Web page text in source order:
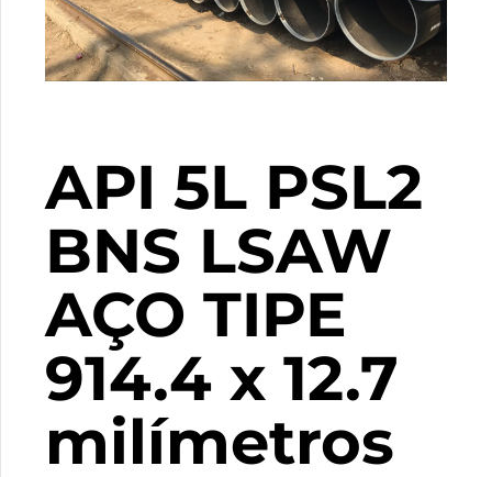
API 5L PSL2
BNS LSAW
AÇO TIPE
914.4 x 12.7
milímetros